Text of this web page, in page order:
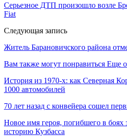
Серьезное ДТП произошло возле
Fiat
Следующая запись
Житель Барановичского района
Вам также могут понравиться Еще
История из 1970-х: как Северная
1000 автомобилей
70 лет назад с конвейера сошел
Новое имя героя, погибшего в боях
историю Кузбасса